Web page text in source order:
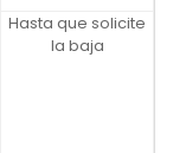
Hasta que solicite
la baja